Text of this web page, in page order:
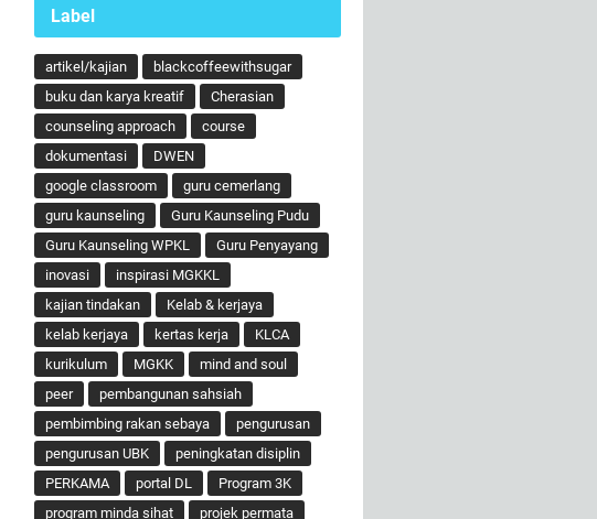
Label
artikel/kajian
blackcoffeewithsugar
buku dan karya kreatif
Cherasian
counseling approach
course
dokumentasi
DWEN
google classroom
guru cemerlang
guru kaunseling
Guru Kaunseling Pudu
Guru Kaunseling WPKL
Guru Penyayang
inovasi
inspirasi MGKKL
kajian tindakan
Kelab & kerjaya
kelab kerjaya
kertas kerja
KLCA
kurikulum
MGKK
mind and soul
peer
pembangunan sahsiah
pembimbing rakan sebaya
pengurusan
pengurusan UBK
peningkatan disiplin
PERKAMA
portal DL
Program 3K
program minda sihat
projek permata